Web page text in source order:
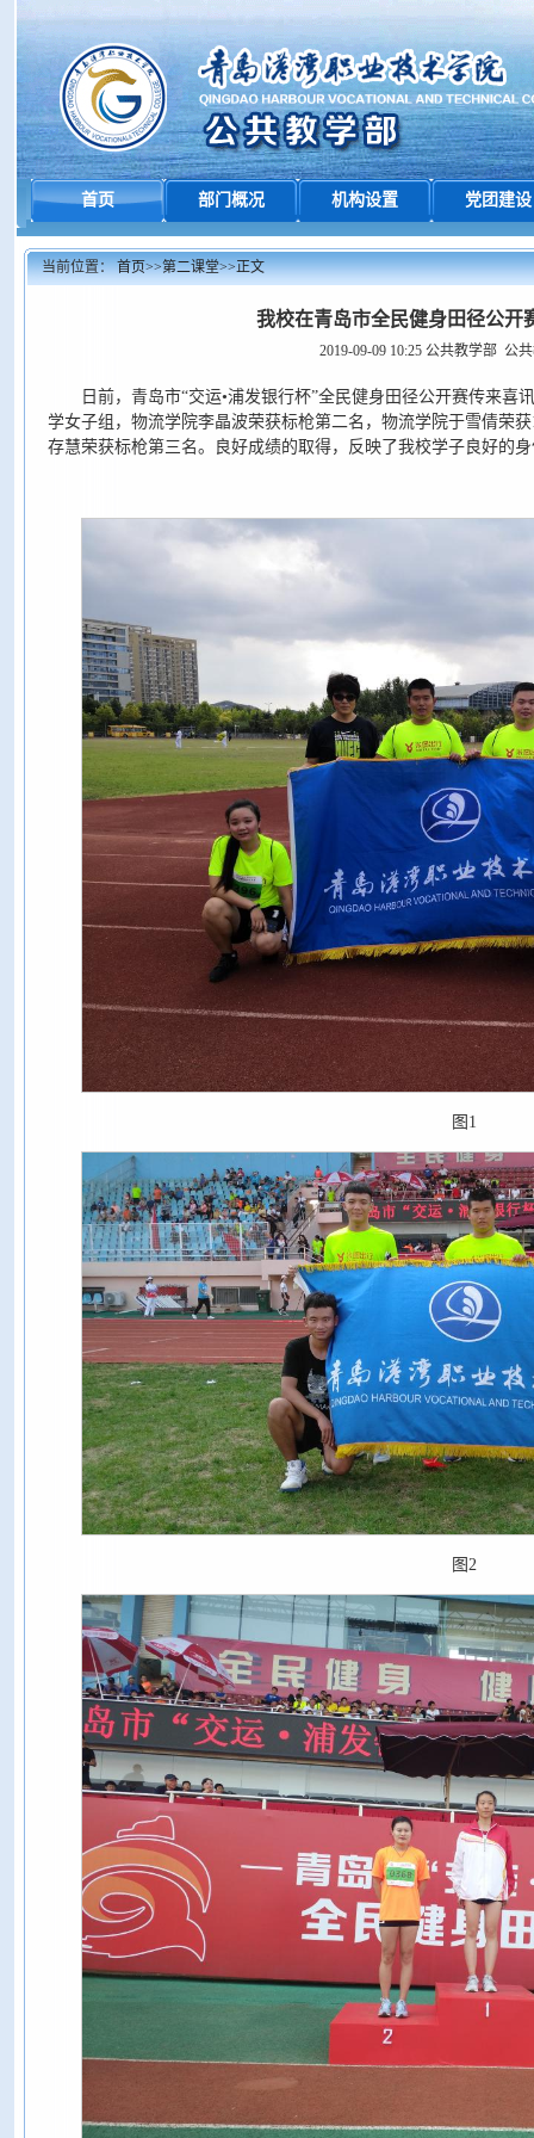
首页 部门概况 机构设置 党团建设
当前位置：首页>>第二课堂>>正文
我校在青岛市全民健身田径公开
2019-09-09 10:25 公共教学部 公
日前，青岛市“交运•浦发银行杯”全民健身田径公开赛传来喜
学女子组，物流学院李晶波荣获标枪第二名，物流学院于雪倩荣
存慧荣获标枪第三名。良好成绩的取得，反映了我校学子良好的
图1
图2